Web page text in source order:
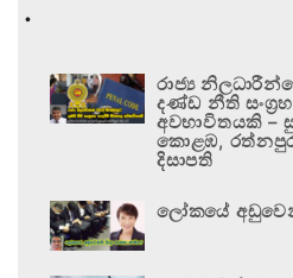
.
රාජ්‍ය
දණ්ඩ නීති
අවභාවිතයකි
කොළඹ,
දිසාපති
ලෝකයේ